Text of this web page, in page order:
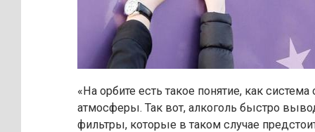
«На орбите есть такое понятие, как система
атмосферы. Так вот, алкоголь быстро
фильтры, которые в таком случае